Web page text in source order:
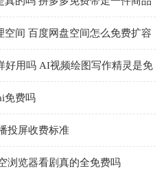
间 百度网盘空间怎么免费扩容
好用吗 AI视频绘图写作精灵是免
免费吗
投屏收费标准
浏览器看剧真的全免费吗